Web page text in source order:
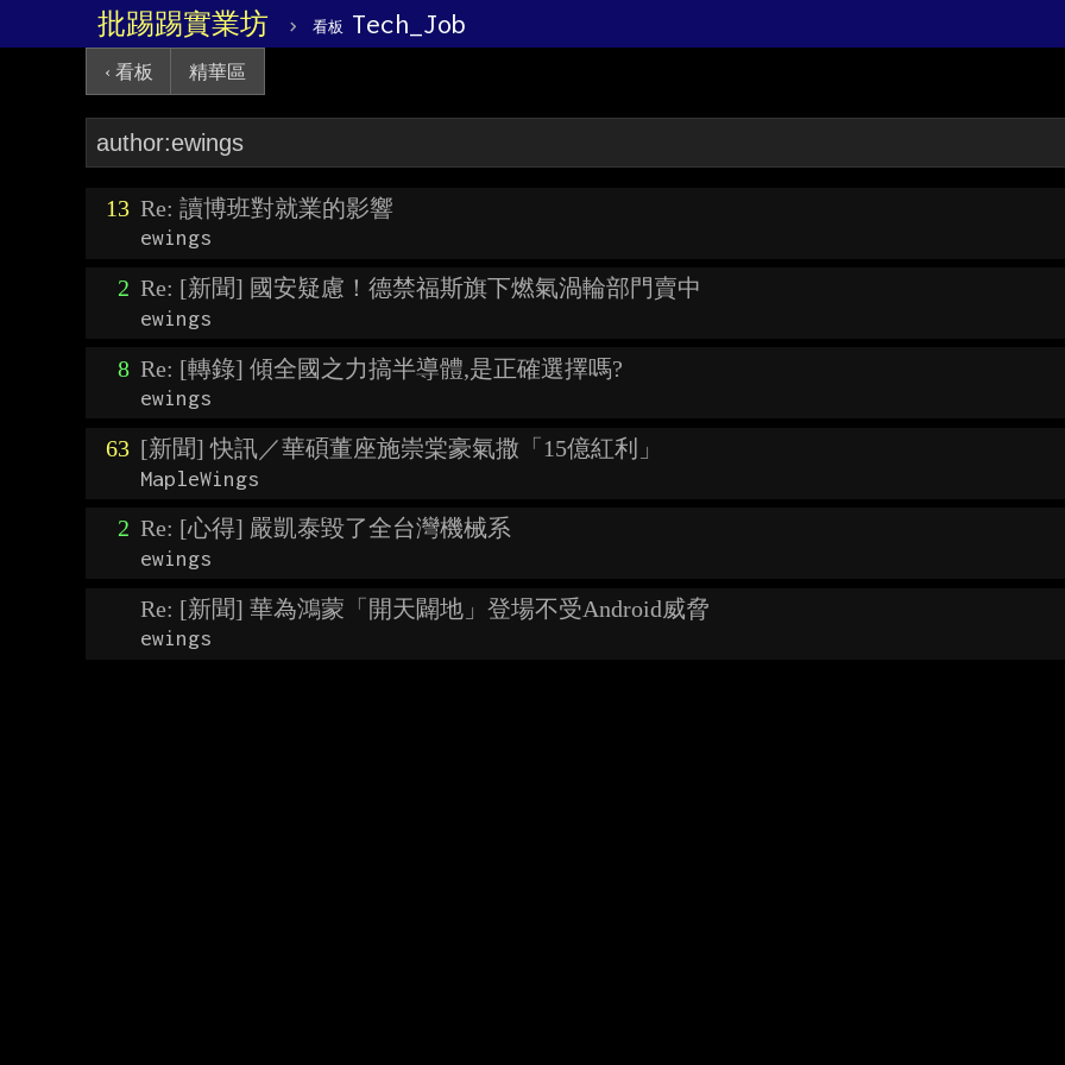
批踢踢實業坊 › 看板 Tech_Job
‹ 看板 精華區
13 Re: 讀博班對就業的影響
ewings
2 Re: [新聞] 國安疑慮！德禁福斯旗下燃氣渦輪部門賣中
ewings
8 Re: [轉錄] 傾全國之力搞半導體,是正確選擇嗎?
ewings
63 [新聞] 快訊／華碩董座施崇棠豪氣撒「15億紅利」
MapleWings
2 Re: [心得] 嚴凱泰毀了全台灣機械系
ewings
Re: [新聞] 華為鴻蒙「開天闢地」登場不受Android威脅
ewings